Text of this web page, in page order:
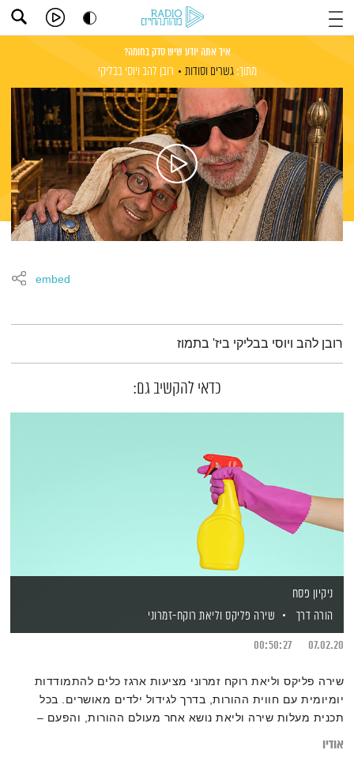
איך אתה יודע שיש סדק בחומה?
מתוך: גשרים וסודות רובן להב ויוסי בבליקי
embed
תמצית הפודקאסט
רובן להב ויוסי בבליקי ביז' בתמוז
כדאי להקשיב גם:
ניקיון פסח
הורה דרך
שירה פליקס וליאת רוקח-זמרוני
07.02.20
00:50:27
שירה פליקס וליאת רוקח זמרוני מציעות ארגז כלים להתמודדות
יומיומית עם חווית ההורות, בדרך לגידול ילדים מאושרים. בכל
תכנית מעלות שירה וליאת נושא אחר מעולם ההורות, והפעם –
אודיו